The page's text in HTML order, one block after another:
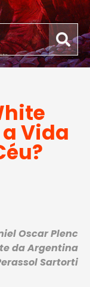
Vida
Oscar Plenc
da Argentina
Sartorti